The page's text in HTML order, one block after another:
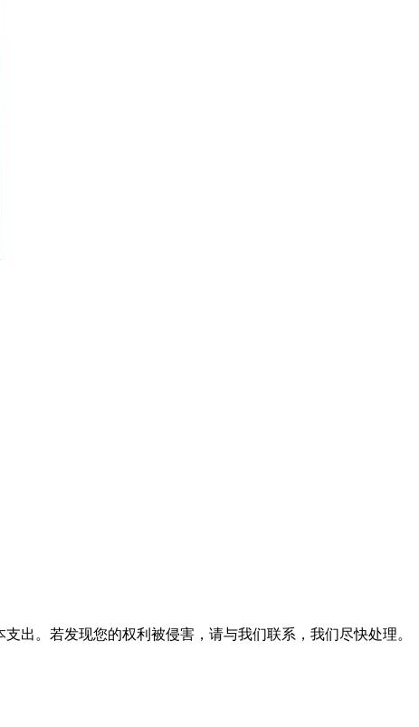
出。若发现您的权利被侵害，请与我们联系，我们尽快处理。